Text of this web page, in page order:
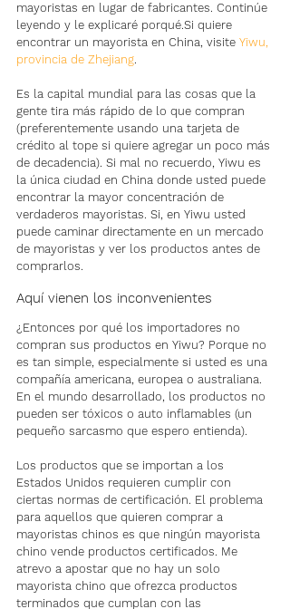
mayoristas en lugar de fabricantes. Continúe
leyendo y le explicaré porqué.Si quiere
encontrar un mayorista en China, visite Yiwu,
provincia de Zhejiang.
Es la capital mundial para las cosas que la
gente tira más rápido de lo que compran
(preferentemente usando una tarjeta de
crédito al tope si quiere agregar un poco más
de decadencia). Si mal no recuerdo, Yiwu es
la única ciudad en China donde usted puede
encontrar la mayor concentración de
verdaderos mayoristas. Si, en Yiwu usted
puede caminar directamente en un mercado
de mayoristas y ver los productos antes de
comprarlos.
Aquí vienen los inconvenientes
¿Entonces por qué los importadores no
compran sus productos en Yiwu? Porque no
es tan simple, especialmente si usted es una
compañía americana, europea o australiana.
En el mundo desarrollado, los productos no
pueden ser tóxicos o auto inflamables (un
pequeño sarcasmo que espero entienda).
Los productos que se importan a los
Estados Unidos requieren cumplir con
ciertas normas de certificación. El problema
para aquellos que quieren comprar a
mayoristas chinos es que ningún mayorista
chino vende productos certificados. Me
atrevo a apostar que no hay un solo
mayorista chino que ofrezca productos
terminados que cumplan con las